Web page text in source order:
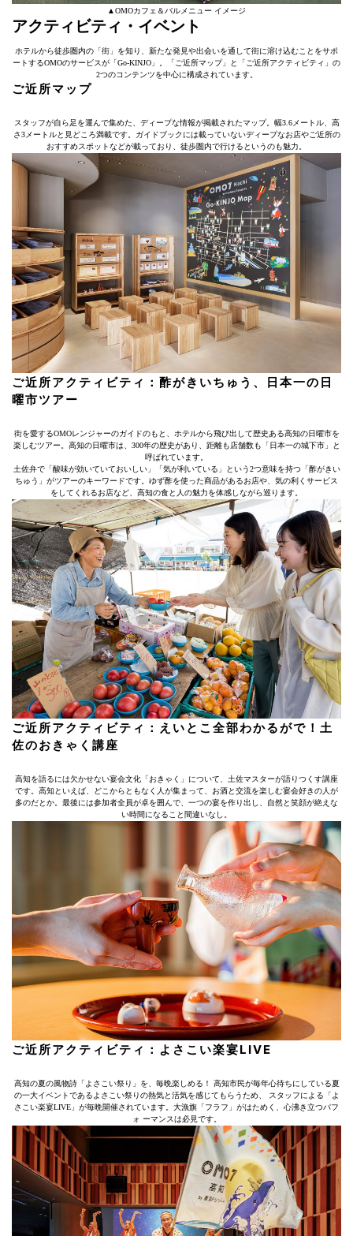
▲OMOカフェ＆バルメニュー イメージ
アクティビティ・イベント
ホテルから徒歩圏内の「街」を知り、新たな発見や出会いを通して街に溶け込むことをサポ
ートするOMOのサービスが「Go-KINJO」。「ご近所マップ」と「ご近所アクティビティ」の
2つのコンテンツを中心に構成されています。
ご近所マップ
スタッフが自ら足を運んで集めた、ディープな情報が掲載されたマップ。幅3.6メートル、高
さ3メートルと見どころ満載です。ガイドブックには載っていないディープなお店やご近所の
おすすめスポットなどが載っており、徒歩圏内で行けるというのも魅力。
ご近所アクティビティ：酢がきいちゅう、日本一の日
曜市ツアー
街を愛するOMOレンジャーのガイドのもと、ホテルから飛び出して歴史ある高知の日曜市を
楽しむツアー。高知の日曜市は、300年の歴史があり、距離も店舗数も「日本一の城下市」と
呼ばれています。
土佐弁で「酸味が効いていておいしい」「気が利いている」という2つ意味を持つ「酢がきい
ちゅう」がツアーのキーワードです。ゆず酢を使った商品があるお店や、気の利くサービス
をしてくれるお店など、高知の食と人の魅力を体感しながら巡ります。
ご近所アクティビティ：えいとこ全部わかるがで！土
佐のおきゃく講座
高知を語るには欠かせない宴会文化「おきゃく」について、土佐マスターが語りつくす講座
です。高知といえば、どこからともなく人が集まって、お酒と交流を楽しむ宴会好きの人が
多のだとか。最後には参加者全員が卓を囲んで、一つの宴を作り出し、自然と笑顔が絶えな
い時間になること間違いなし。
ご近所アクティビティ：よさこい楽宴LIVE
高知の夏の風物詩「よさこい祭り」を、毎晩楽しめる！ 高知市民が毎年心待ちにしている夏
の一大イベントであるよさこい祭りの熱気と活気を感じてもらうため、 スタッフによる「よ
さこい楽宴LIVE」が毎晩開催されています。大漁旗「フラフ」がはためく、心沸き立つパフ
ォ ーマンスは必見です。